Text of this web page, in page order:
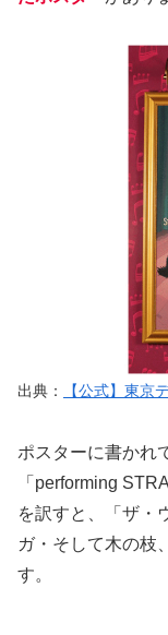
出典： 【公式】東京
ポスターに書かれ
「performing
を訳すと、「ザ・
ガ・そして木の枝
す。